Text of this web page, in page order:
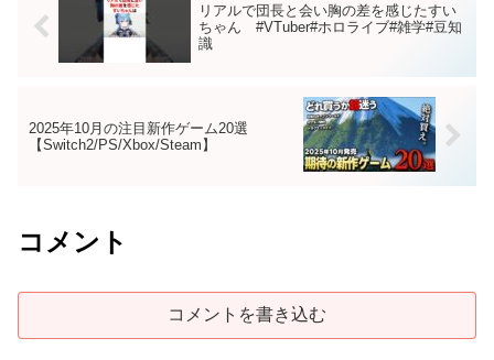
リアルで団長と会い胸の差を感じたすい
ちゃん #VTuber#ホロライブ#雑学#豆知
識
2025年10月の注目新作ゲーム20選
【Switch2/PS/Xbox/Steam】
コメント
コメントを書き込む